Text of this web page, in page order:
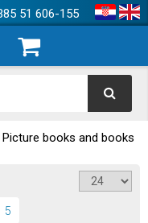
51 606-155
books and books
5